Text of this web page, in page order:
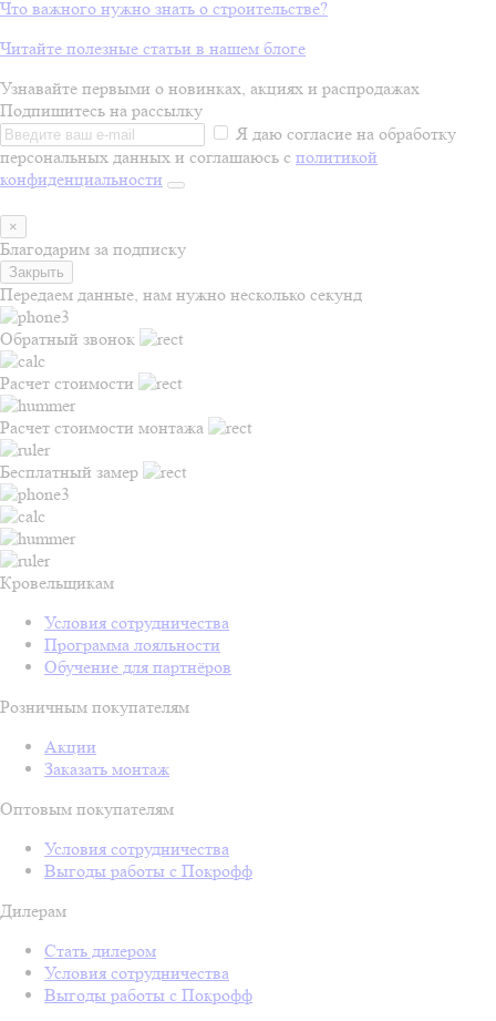
Что важного нужно знать о строительстве?
Читайте полезные статьи в нашем блоге
Узнавайте первыми о новинках, акциях и распродажах
Подпишитесь на рассылку
Я даю согласие на обработку
персональных данных и соглашаюсь с политикой
конфиденциальности
×
Благодарим за подписку
Закрыть
Передаем данные, нам нужно несколько секунд
Обратный звонок
Расчет стоимости
Расчет стоимости монтажа
Бесплатный замер
Кровельщикам
Условия сотрудничества
Программа лояльности
Обучение для партнёров
Розничным покупателям
Акции
Заказать монтаж
Оптовым покупателям
Условия сотрудничества
Выгоды работы с Покрофф
Дилерам
Стать дилером
Условия сотрудничества
Выгоды работы с Покрофф